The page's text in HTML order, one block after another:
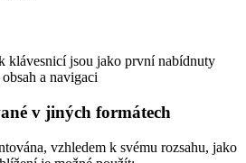
klávesnicí jsou jako první nabídnuty
a navigaci
v jiných formátech
vzhledem k svému rozsahu, jako